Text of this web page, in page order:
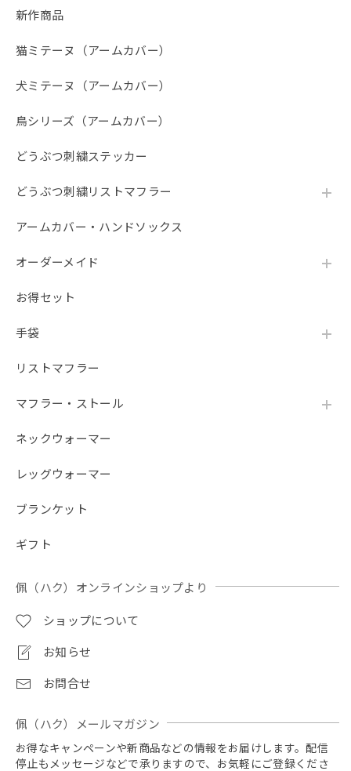
新作商品
猫ミテーヌ（アームカバー）
犬ミテーヌ（アームカバー）
鳥シリーズ（アームカバー）
どうぶつ刺繍ステッカー
どうぶつ刺繍リストマフラー
アームカバー・ハンドソックス
オーダーメイド
お得セット
手袋
リストマフラー
マフラー・ストール
ネックウォーマー
レッグウォーマー
ブランケット
ギフト
佩（ハク）オンラインショップより
ショップについて
お知らせ
お問合せ
佩（ハク）メールマガジン
お得なキャンペーンや新商品などの情報をお届けします。配信
停止もメッセージなどで承りますので、お気軽にご登録くださ
黒レースしか在庫が無かったため、黒レースロングサイズを
一週間しても発送通知が来ない。おそらく在庫切れだったの
にして欲しかったです。 楽しみにしていたのに、残念でた
2026/07/22
自宅のネコがハチワレなので、こちらを購入。 毎日暑く、
は凄く良いです。 もう1つ購入したいのですが、売り切れて
く思います。毎日のお出かけのお役に立ててい
ご検討いただいているとのこと、誠にありがと
たにもかかわらず、現在売り切れとなっており
入荷につきましては、商品の準備が整い次第シ
からもお客様に喜んでいただける商品をお届け
アッシュ（杢グレー）
っぱの形のチャーム？にほっこりしました。大切に使わせて
ご評価と大変あたたかいお気遣いのお言葉をい
ただき、誠にありがとうございます！ 刺繍の仕